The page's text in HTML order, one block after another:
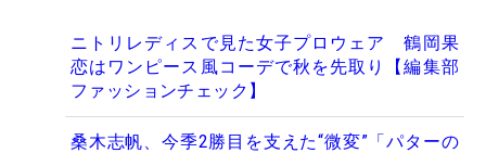
ニトリレディスで見た女子プロウェア 鶴岡果
恋はワンピース風コーデで秋を先取り【編集部
ファッションチェック】
桑木志帆、今季2勝目を支えた“微変”「パターの